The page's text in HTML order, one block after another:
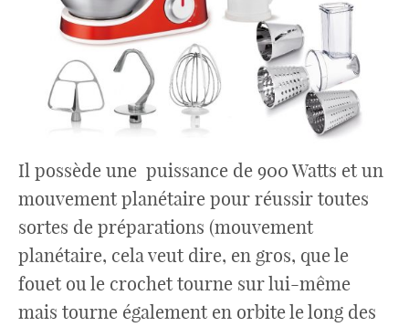
Il possède une puissance de 900 Watts et un
mouvement planétaire pour réussir toutes
sortes de préparations (mouvement
planétaire, cela veut dire, en gros, que le
fouet ou le crochet tourne sur lui-même
mais tourne également en orbite le long des